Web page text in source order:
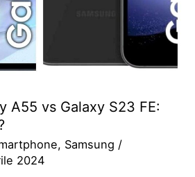
A55 vs Galaxy S23 FE:
, Samsung /
2024